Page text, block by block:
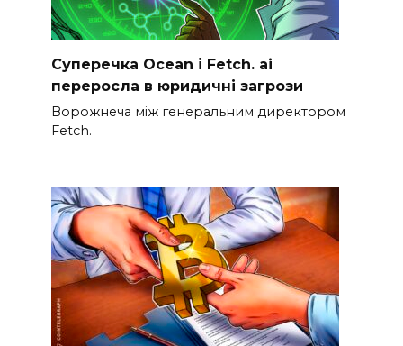
Суперечка Ocean і Fetch. ai
переросла в юридичні загрози
Ворожнеча між генеральним директором
Fetch.